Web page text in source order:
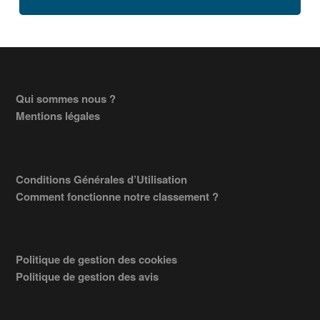
Footer
Qui sommes nous ?
Mentions légales
Conditions Générales d’Utilisation
Comment fonctionne notre classement ?
Politique de gestion des cookies
Politique de gestion des avis